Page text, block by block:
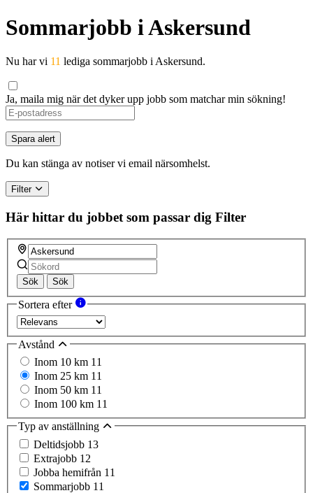
Sommarjobb i Askersund
Nu har vi 11 lediga sommarjobb i Askersund.
Ja, maila mig när det dyker upp jobb som matchar min sökning!
If
you
are
a
human,
this
field
Spara alert
Du kan stänga av notiser vi email närsomhelst.
Filter
Här hittar du jobbet som passar dig Filter
Sök Sök
Sortera efter
Avstånd
Inom 10 km 11
Inom 25 km 11
Inom 50 km 11
Inom 100 km 11
Typ av anställning
Deltidsjobb 13
Extrajobb 12
Jobba hemifrån 11
Sommarjobb 11